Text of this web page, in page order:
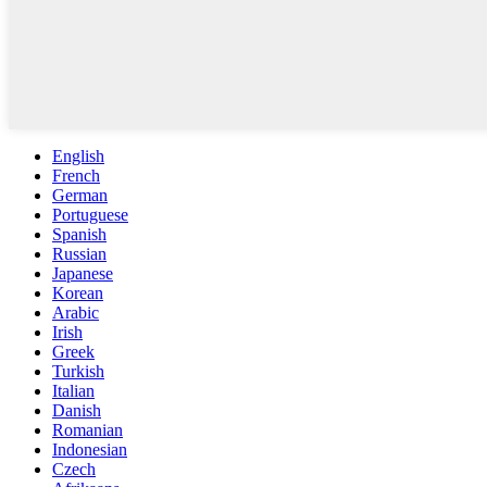
English
French
German
Portuguese
Spanish
Russian
Japanese
Korean
Arabic
Irish
Greek
Turkish
Italian
Danish
Romanian
Indonesian
Czech